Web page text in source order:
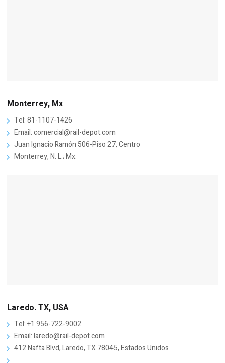
Monterrey, Mx
Tel: 81-1107-1426
Email: comercial@rail-depot.com
Juan Ignacio Ramón 506-Piso 27, Centro
Monterrey, N. L.; Mx.
Laredo. TX, USA
Tel: +1 956-722-9002
Email: laredo@rail-depot.com
412 Nafta Blvd, Laredo, TX 78045, Estados Unidos